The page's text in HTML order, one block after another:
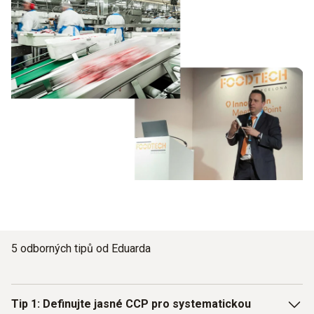
5 odborných tipů od Eduarda
Tip 1: Definujte jasné CCP pro systematickou